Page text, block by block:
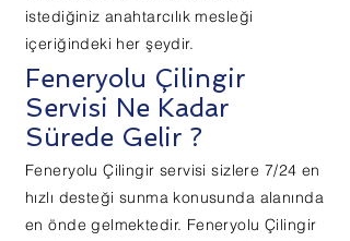
istediğiniz anahtarcılık mesleği
içeriğindeki her şeydir.
Feneryolu Çilingir
Servisi Ne Kadar
Sürede Gelir ?
Feneryolu Çilingir servisi sizlere 7/24 en
hızlı desteği sunma konusunda alanında
en önde gelmektedir. Feneryolu Çilingir